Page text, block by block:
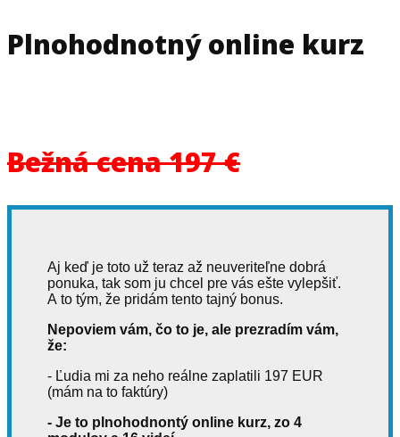
Plnohodnotný online kurz
Bežná cena 197 €
Aj keď je toto už teraz až neuveriteľne dobrá
ponuka, tak som ju chcel pre vás ešte vylepšiť.
A to tým, že pridám tento tajný bonus.
Nepoviem vám, čo to je, ale prezradím vám,
že:
- Ľudia mi za neho reálne zaplatili 197 EUR
(mám na to faktúry)
- Je to plnohodnontý online kurz, zo 4